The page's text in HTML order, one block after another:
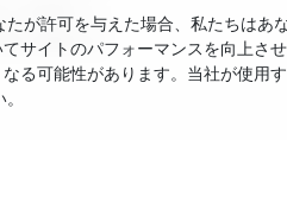
を無罪とし、
を補償する
たが許可を与えた場合、私たちはあ
サイトのパフォーマンスを向上さ
る可能性があります。当社が使用